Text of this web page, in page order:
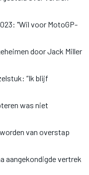
"Wil voor MotoGP-
door Jack Miller
“Ik blijf
was niet
van overstap
aangekondigde vertrek